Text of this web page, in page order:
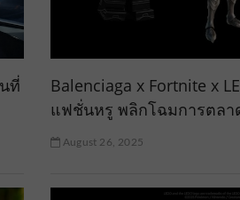
ที่
Balenciaga x Fortnite x
แฟชั่นหรู พลิกโฉมการตล
August 26, 2025